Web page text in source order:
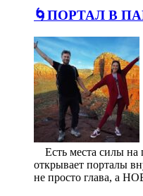
🌀ПОРТАЛ В
⠀ Есть места силы
открывает порталы
не просто глава,